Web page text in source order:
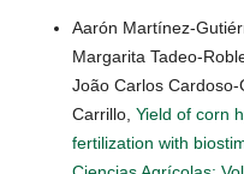
Aarón Martínez-
Margarita Tadeo-
João Carlos
Carrillo, Yield of corn
fertilization with